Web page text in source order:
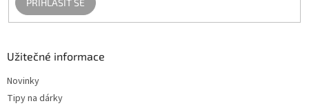
Užitečné informace
Novinky
Tipy na dárky